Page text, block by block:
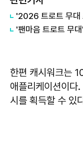
'팬마음 트로트 무
한편 캐시워크는
애플리케이션이다
시를 획득할 수 있